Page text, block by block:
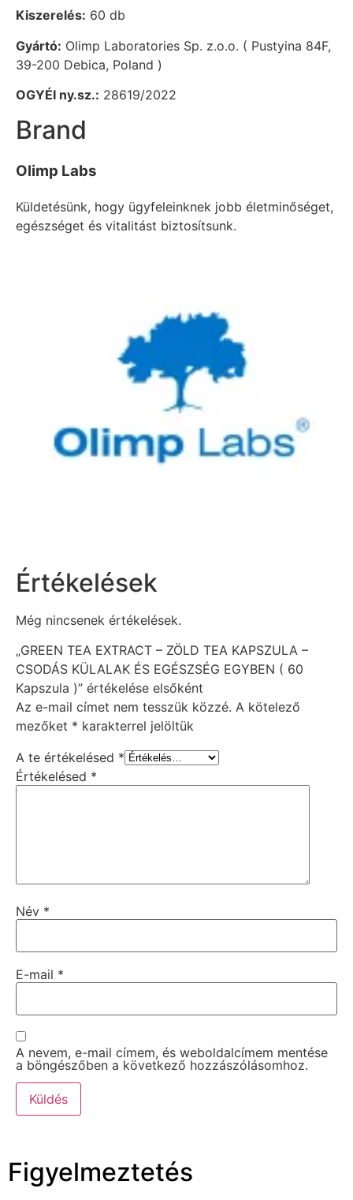
Kiszerelés: 60 db
Gyártó: Olimp Laboratories Sp. z.o.o. ( Pustyina 84F,
39-200 Debica, Poland )
OGYÉI ny.sz.: 28619/2022
Brand
Olimp Labs
Küldetésünk, hogy ügyfeleinknek jobb életminőséget,
egészséget és vitalitást biztosítsunk.
Értékelések
Még nincsenek értékelések.
„GREEN TEA EXTRACT – ZÖLD TEA KAPSZULA –
CSODÁS KÜLALAK ÉS EGÉSZSÉG EGYBEN ( 60
Kapszula )” értékelése elsőként
Az e-mail címet nem tesszük közzé. A kötelező
mezőket * karakterrel jelöltük
A te értékelésed *
Értékelésed *
Név *
E-mail *
A nevem, e-mail címem, és weboldalcímem mentése
a böngészőben a következő hozzászólásomhoz.
Figyelmeztetés